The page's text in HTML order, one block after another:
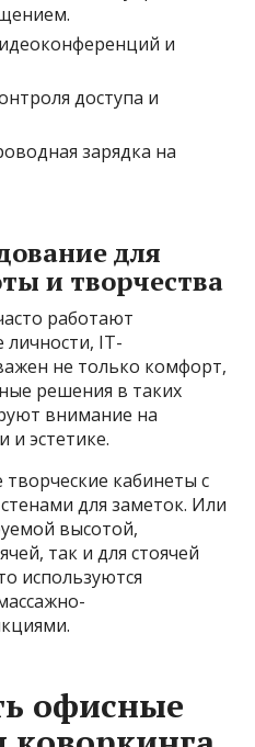
и
доступа и
зарядка на
для
и творчества
работают
личности, IT-
не только комфорт,
решения в таких
внимание на
и эстетике.
кабинеты с
для заметок. Или
высотой,
так и для стоячей
используются
офисные